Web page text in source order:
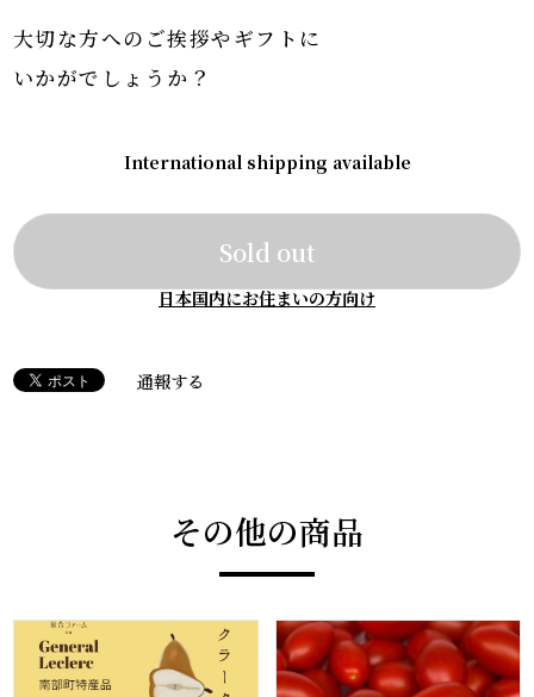
大切な方へのご挨拶やギフトに
いかがでしょうか？
International shipping available
Sold out
日本国内にお住まいの方向け
通報する
その他の商品